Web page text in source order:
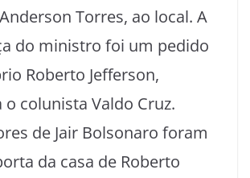
Torres, ao local. A
do ministro foi um pedido
Roberto Jefferson,
colunista Valdo Cruz.
de Jair Bolsonaro foram
da casa de Roberto